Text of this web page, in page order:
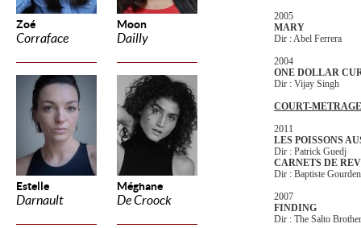
Zoé
Corraface
Moon
Dailly
Estelle
Darnault
Méghane
De Croock
2005
MARY
Dir : Abel Ferrera
2004
ONE DOLLAR
Dir : Vijay Singh
COURT-
2011
LES POISSONS
Dir : Patrick Guedj
CARNETS DE
Dir : Baptiste
2007
FINDING
Dir : The Salto